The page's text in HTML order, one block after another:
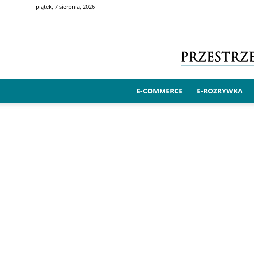
piątek, 7 sierpnia, 2026
E-COMMERCE E-ROZRYWKA